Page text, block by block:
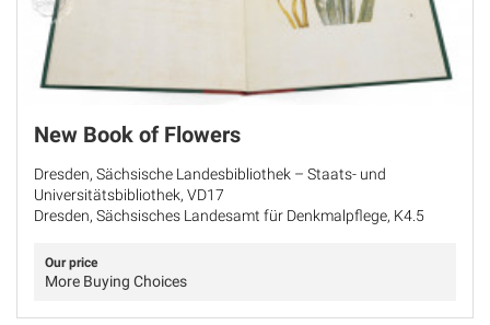
New Book of Flowers
Dresden, Sächsische Landesbibliothek – Staats- und
Universitätsbibliothek, VD17
Dresden, Sächsisches Landesamt für Denkmalpflege, K4.5
Our price
More Buying Choices